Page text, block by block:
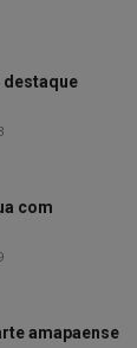
destaque
com
amapaense